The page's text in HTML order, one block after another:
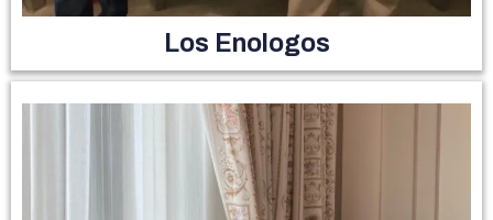
Los Enologos